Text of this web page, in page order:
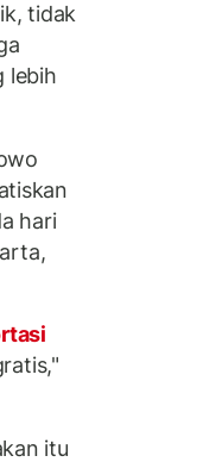
tidak
lebih
hari
itu